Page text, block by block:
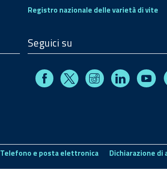
Registro nazionale delle varietà di vite
Seguici su
Facebook
X InstagramLinkedin
Telefono e posta elettronica Dichiarazione di